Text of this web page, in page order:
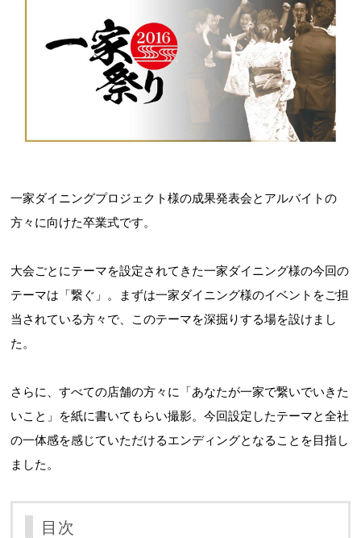
一家ダイニングプロジェクト様の成果発表会とアルバイトの
方々に向けた卒業式です。
大会ごとにテーマを設定されてきた一家ダイニング様の今回の
テーマは「繋ぐ」。まずは一家ダイニング様のイベントをご担
当されている方々で、このテーマを深掘りする場を設けまし
た。
さらに、すべての店舗の方々に「あなたが一家で繋いでいきた
いこと」を紙に書いてもらい撮影。今回設定したテーマと全社
の一体感を感じていただけるエンディングとなることを目指し
ました。
目次